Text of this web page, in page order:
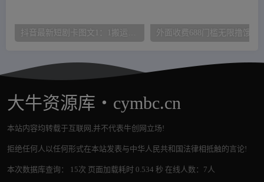
大牛资源库・cymbc.cn
本站内容均转载于互联网,并不代表牛创网立场!
拒绝任何人以任何形式在本站发表与中华人民共和国法律相抵触的言论!
本次数据库查询： 15次 页面加载耗时 0.534 秒 在线人数：7人